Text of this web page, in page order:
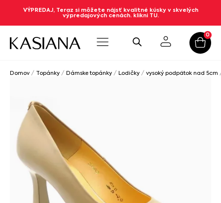
VÝPREDAJ, Teraz si môžete nájsť kvalitné kúsky v skvelých
výpredajových cenách. klikni TU.
0
Domov / Topánky / Dámske topánky / Lodičky / vysoký podpätok nad 5cm